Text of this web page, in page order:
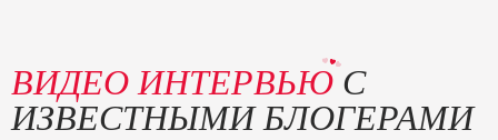
ВИДЕО ИНТЕРВЬЮ С
ИЗВЕСТНЫМИ БЛОГЕРАМИ